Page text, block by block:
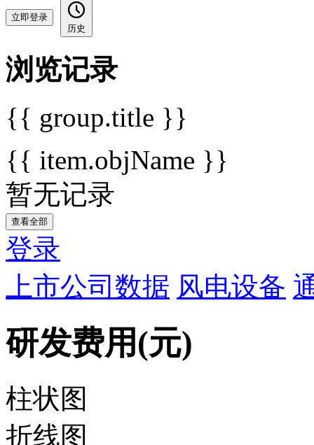
立即登录
历史
浏览记录
{{ group.title }}
{{ item.objName }}
暂无记录
查看全部
登录
上市公司数据 风电设备
研发费用(元)
柱状图
折线图